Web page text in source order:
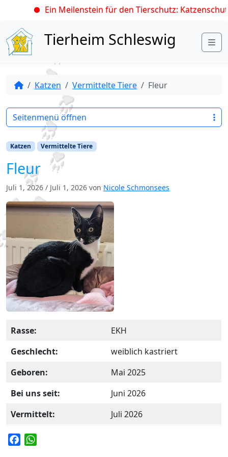
Ein Meilenstein für den Tierschutz:
Skip to content
Tierheim Schleswig
Katzen Vermittelte Tiere Fleur
Katzen Vermittelte Tiere
Fleur
Juli 1, 2026 / Juli 1, 2026 von Nicole Schmonsees
Rasse:
EKH
Geschlecht:
weiblich kastriert
Geboren:
Mai 2025
Bei uns seit:
Juni 2026
Vermittelt:
Juli 2026
Seitenmenü öffnen